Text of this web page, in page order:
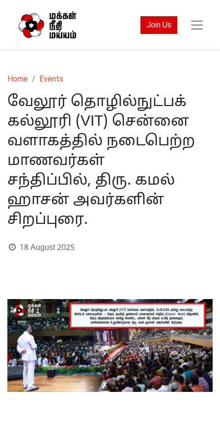
Join Us
Home Events
வேலூர் தொழில்நுட்பக்
கல்லூரி (VIT) சென்னை
வளாகத்தில் நடைபெற்ற
மாணவர்கள்
சந்திப்பில், திரு. கமல்
ஹாசன் அவர்களின்
சிறப்புரை.
18 August 2025